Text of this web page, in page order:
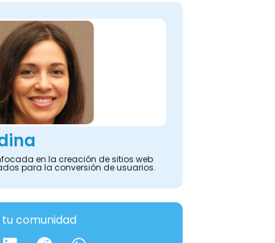
en la creación de sitios web
para la conversión de usuarios.
comunidad